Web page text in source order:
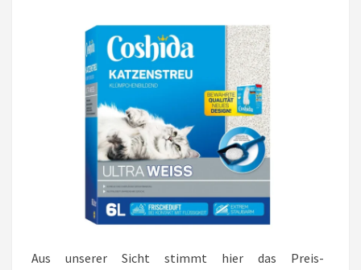
Aus unserer Sicht stimmt hier das Preis-